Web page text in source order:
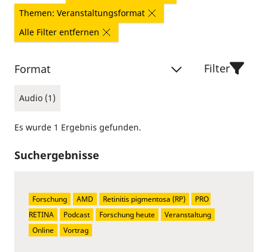
Themen: Veranstaltungsformat
Alle Filter entfernen
Format
Audio (1)
Filter
Es wurde 1 Ergebnis gefunden.
Suchergebnisse
Forschung AMD Retinitis pigmentosa (RP)
PRO
RETINA
Podcast Forschung heute
Veranstaltung
Online
Vortrag